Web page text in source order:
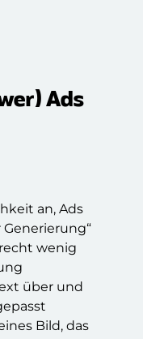
Ads
an, Ads
wenig
über und
Bild, das